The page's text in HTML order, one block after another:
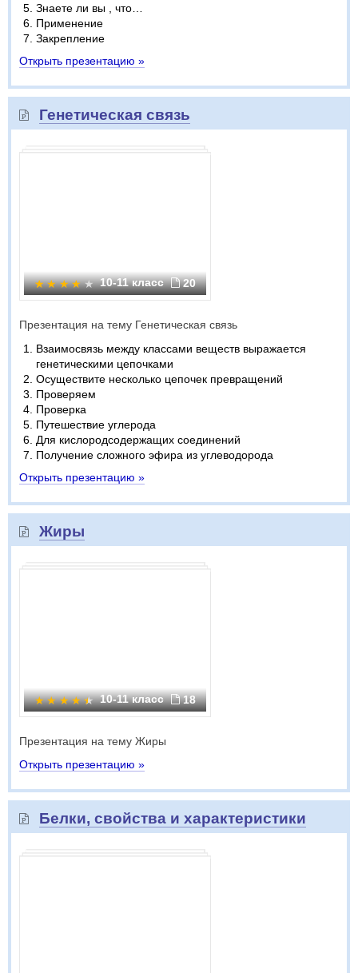
Знаете ли вы , что…
Применение
Закрепление
Открыть презентацию »
Генетическая связь
10-11 класс 20
Презентация на тему Генетическая связь
Взаимосвязь между классами веществ выражается
генетическими цепочками
Осуществите несколько цепочек превращений
Проверяем
Проверка
Путешествие углерода
Для кислородсодержащих соединений
Получение сложного эфира из углеводорода
Открыть презентацию »
Жиры
10-11 класс 18
Презентация на тему Жиры
Открыть презентацию »
Белки, свойства и характеристики